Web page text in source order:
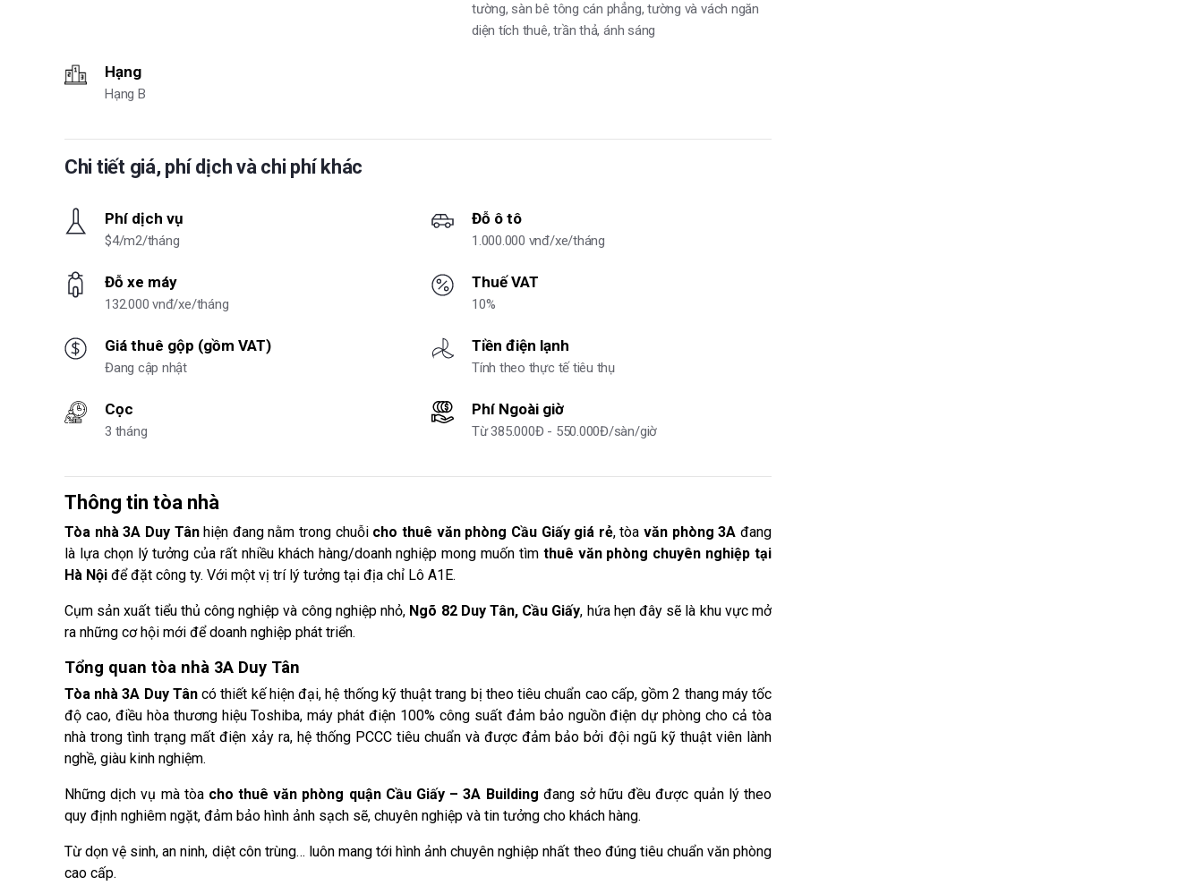
tường, sàn bê tông cán phẳng, tường và vách ngăn
diện tích thuê, trần thả, ánh sáng
Hạng
Hạng B
Chi tiết giá, phí dịch và chi phí khác
Phí dịch vụ
$4/m2/tháng
Đỗ ô tô
1.000.000 vnđ/xe/tháng
Đỗ xe máy
132.000 vnđ/xe/tháng
Thuế VAT
10%
Giá thuê gộp (gồm VAT)
Đang cập nhật
Tiền điện lạnh
Tính theo thực tế tiêu thụ
Cọc
3 tháng
Phí Ngoài giờ
Từ 385.000Đ - 550.000Đ/sàn/giờ
Thông tin tòa nhà
Tòa nhà 3A Duy Tânhiện đang nằm trong chuỗi cho thuê văn phòng Cầu Giấy giá rẻ, tòavăn phòng 3A đang
là lựa chọn lý tưởng của rất nhiều khách hàng/doanh nghiệp mong muốn tìm thuê văn phòng chuyên nghiệp tại
Hà Nội để đặt công ty. Với một vị trí lý tưởng tại địa chỉ Lô A1E.
Cụm sản xuất tiểu thủ công nghiệp và công nghiệp nhỏ, Ngõ 82 Duy Tân, Cầu Giấy, hứa hẹn đây sẽ là khu vực mở
ra những cơ hội mới để doanh nghiệp phát triển.
Tổng quan tòa nhà 3A Duy Tân
Tòa nhà 3A Duy Tâncó thiết kế hiện đại, hệ thống kỹ thuật trang bị theo tiêu chuẩn cao cấp, gồm 2 thang máy tốc
độ cao, điều hòa thương hiệu Toshiba, máy phát điện 100% công suất đảm bảo nguồn điện dự phòng cho cả tòa
nhà trong tình trạng mất điện xảy ra, hệ thống PCCC tiêu chuẩn và được đảm bảo bởi đội ngũ kỹ thuật viên lành
nghề, giàu kinh nghiệm.
Những dịch vụ mà tòacho thuê văn phòng quận Cầu Giấy – 3A Building đang sở hữu đều được quản lý theo
quy định nghiêm ngặt, đảm bảo hình ảnh sạch sẽ, chuyên nghiệp và tin tưởng cho khách hàng.
Từ dọn vệ sinh, an ninh, diệt côn trùng… luôn mang tới hình ảnh chuyên nghiệp nhất theo đúng tiêu chuẩn văn phòng
cao cấp.